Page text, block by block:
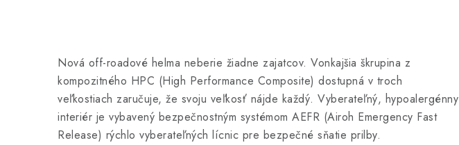
Nová off-roadové helma neberie žiadne zajatcov. Vonkajšia škrupina z
kompozitného HPC (High Performance Composite) dostupná v troch
veľkostiach zaručuje, že svoju veľkosť nájde každý. Vyberateľný, hypoalergénny
interiér je vybavený bezpečnostným systémom AEFR (Airoh Emergency Fast
Release) rýchlo vyberateľných lícnic pre bezpečné sňatie prilby.